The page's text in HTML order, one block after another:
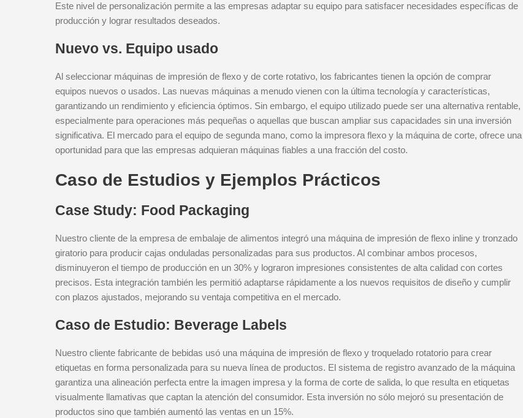
Este nivel de personalización permite a las empresas adaptar su equipo para satisfacer necesidades específicas de
producción y lograr resultados deseados.
Nuevo vs. Equipo usado
Al seleccionar máquinas de impresión de flexo y de corte rotativo, los fabricantes tienen la opción de comprar
equipos nuevos o usados. Las nuevas máquinas a menudo vienen con la última tecnología y características,
garantizando un rendimiento y eficiencia óptimos. Sin embargo, el equipo utilizado puede ser una alternativa rentable,
especialmente para operaciones más pequeñas o aquellas que buscan ampliar sus capacidades sin una inversión
significativa. El mercado para el equipo de segunda mano, como la impresora flexo y la máquina de corte, ofrece una
oportunidad para que las empresas adquieran máquinas fiables a una fracción del costo.
Caso de Estudios y Ejemplos Prácticos
Case Study: Food Packaging
Nuestro cliente de la empresa de embalaje de alimentos integró una máquina de impresión de flexo inline y tronzado
giratorio para producir cajas onduladas personalizadas para sus productos. Al combinar ambos procesos,
disminuyeron el tiempo de producción en un 30% y lograron impresiones consistentes de alta calidad con cortes
precisos. Esta integración también les permitió adaptarse rápidamente a los nuevos requisitos de diseño y cumplir
con plazos ajustados, mejorando su ventaja competitiva en el mercado.
Caso de Estudio: Beverage Labels
Nuestro cliente fabricante de bebidas usó una máquina de impresión de flexo y troquelado rotatorio para crear
etiquetas en forma personalizada para su nueva línea de productos. El sistema de registro avanzado de la máquina
garantiza una alineación perfecta entre la imagen impresa y la forma de corte de salida, lo que resulta en etiquetas
visualmente llamativas que captan la atención del consumidor. Esta inversión no sólo mejoró su presentación de
productos sino que también aumentó las ventas en un 15%.